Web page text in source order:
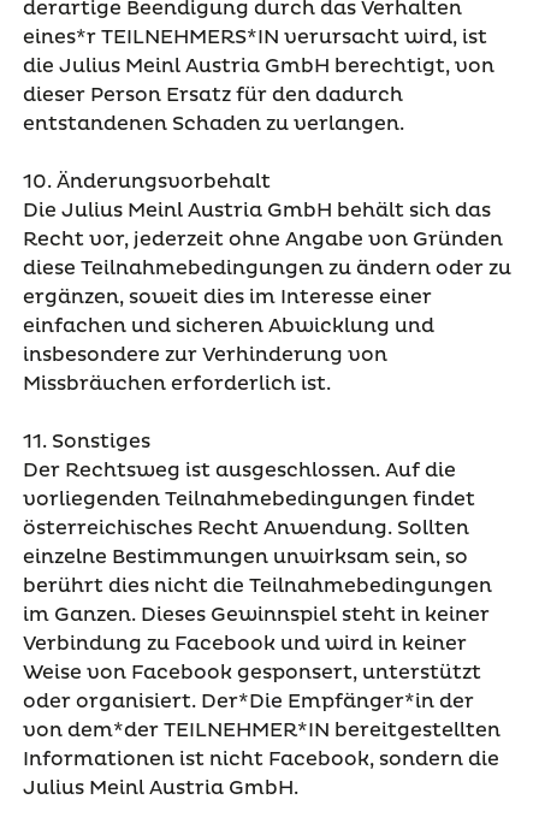
derartige Beendigung durch das Verhalten
eines*r TEILNEHMERS*IN verursacht wird, ist
die Julius Meinl Austria GmbH berechtigt, von
dieser Person Ersatz für den dadurch
entstandenen Schaden zu verlangen.
10. Änderungsvorbehalt
Die Julius Meinl Austria GmbH behält sich das
Recht vor, jederzeit ohne Angabe von Gründen
diese Teilnahmebedingungen zu ändern oder zu
ergänzen, soweit dies im Interesse einer
einfachen und sicheren Abwicklung und
insbesondere zur Verhinderung von
Missbräuchen erforderlich ist.
11. Sonstiges
Der Rechtsweg ist ausgeschlossen. Auf die
vorliegenden Teilnahmebedingungen findet
österreichisches Recht Anwendung. Sollten
einzelne Bestimmungen unwirksam sein, so
berührt dies nicht die Teilnahmebedingungen
im Ganzen. Dieses Gewinnspiel steht in keiner
Verbindung zu Facebook und wird in keiner
Weise von Facebook gesponsert, unterstützt
oder organisiert. Der*Die Empfänger*in der
von dem*der TEILNEHMER*IN bereitgestellten
Informationen ist nicht Facebook, sondern die
Julius Meinl Austria GmbH.